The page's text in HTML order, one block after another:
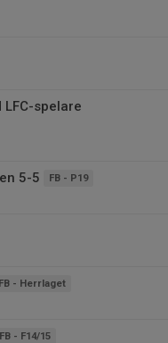
spelare
5-5 FB - P19
FB - Herrlaget
FB - F14/15